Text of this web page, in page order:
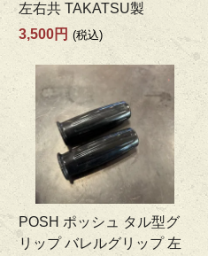
左右共 TAKATSU製
3,500円 (税込)
POSH ポッシュ タル型グ
リップ バレルグリップ 左